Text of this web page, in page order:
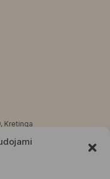
Kretinga